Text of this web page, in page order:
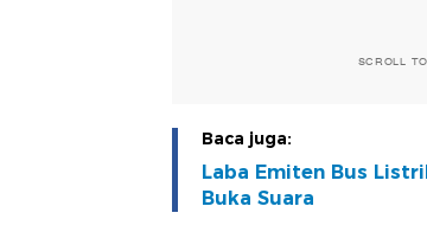
SCROLL
Baca juga:
Laba Emiten Bus
Buka Suara